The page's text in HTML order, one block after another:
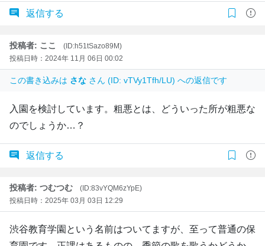
返信する
投稿者: ここ
(ID:h51tSazo89M)
投稿日時：2024年 11月 06日 00:02
この書き込みは さな さん (ID: vTVy1Tfh/LU) への返信です
入園を検討しています。粗悪とは、どういった所が粗悪な
のでしょうか…？
返信する
投稿者: つむつむ
(ID:83vYQM6zYpE)
投稿日時：2025年 03月 03日 12:29
渋谷教育学園という名前はついてますが、至って普通の保